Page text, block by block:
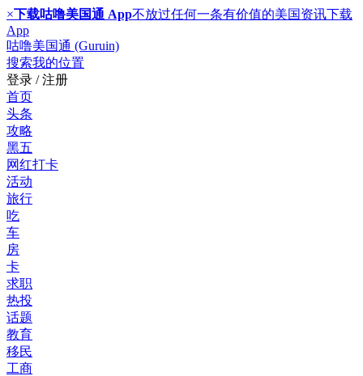
×下载咕噜美国通 App不放过任何一条有价值的美国资讯下载
App
咕噜美国通 (Guruin)
搜索我的位置
登录 / 注册
首页
头条
攻略
黑五
网红打卡
活动
旅行
吃
车
房
卡
求职
热投
话题
教育
移民
工商